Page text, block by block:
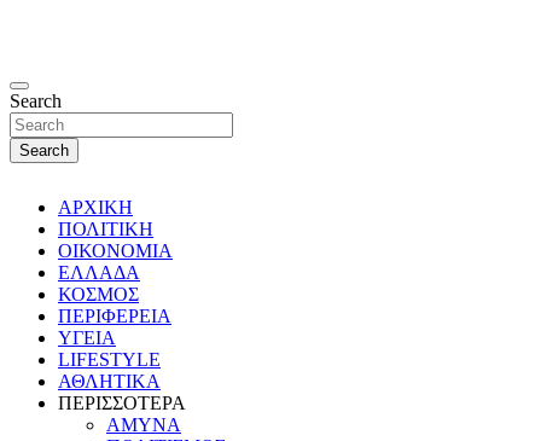
Search
Search
ΑΡΧΙΚΗ
ΠΟΛΙΤΙΚΗ
ΟΙΚΟΝΟΜΙΑ
ΕΛΛΑΔΑ
ΚΟΣΜΟΣ
ΠΕΡΙΦΕΡΕΙΑ
ΥΓΕΙΑ
LIFESTYLE
ΑΘΛΗΤΙΚΑ
ΠΕΡΙΣΣΟΤΕΡΑ
ΑΜΥΝΑ